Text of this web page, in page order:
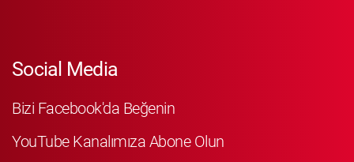
Social Media
Bizi Facebook'da Beğenin
YouTube Kanalımıza Abone Olun